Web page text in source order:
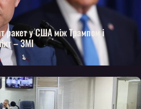
ракет у США між Трампом і
– ЗМІ